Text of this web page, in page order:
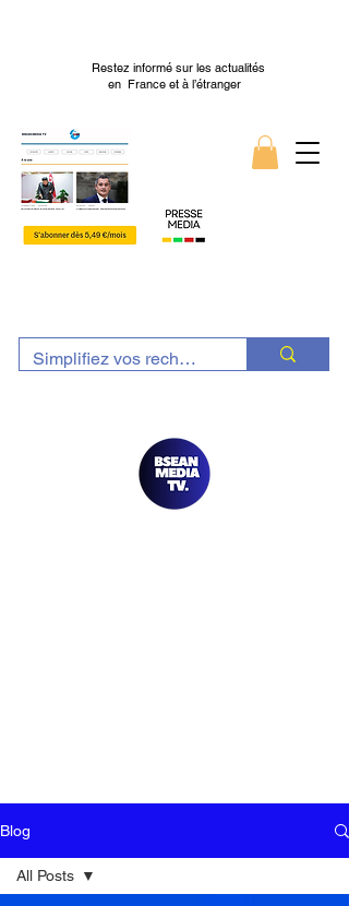
Restez informé sur les actualités
en France et à l’étranger
Blog
All Posts